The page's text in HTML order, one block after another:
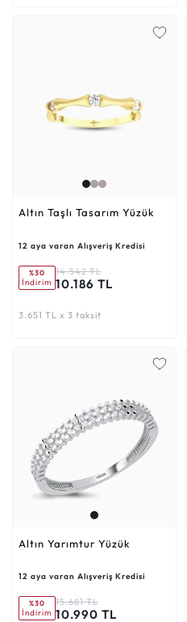
Altın Taşlı Tasarım Yüzük
12 aya varan Alışveriş Kredisi
%30
İndirim
14.542 TL
10.186 TL
3.651 TL x 3 taksit
Altın Yarımtur Yüzük
12 aya varan Alışveriş Kredisi
%30
İndirim
15.681 TL
10.990 TL